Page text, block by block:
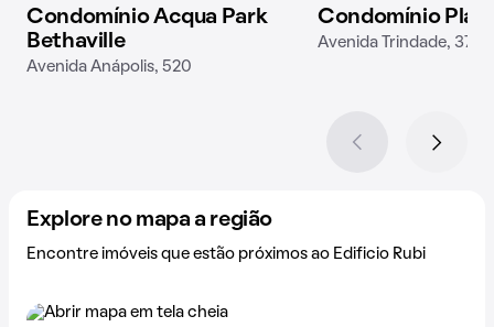
Condomínio Acqua Park
Bethaville
Avenida Anápolis, 520
Condomínio Play
Avenida Trindade, 374
Explore no mapa a região
Encontre imóveis que estão próximos ao Edificio Rubi